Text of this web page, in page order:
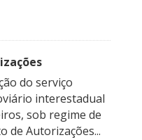
do serviço
interestadual
sob regime de
de Autorizações...